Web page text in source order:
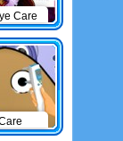
Care